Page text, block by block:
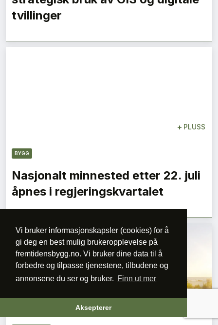
Vi bruker informasjonskapsler (cookies) for å
gi deg en best mulig brukeropplevelse på
fremtidensbygg.no. Vi bruker dine data til å
forbedre og tilpasse tjenestene, tilbudene og
annonsene du ser og bruker. Finn ut mer
Aksepterer
tvillinger
+ PLUSS
BYGG
Nasjonalt minnested etter 22. juli
åpnes i regjeringskvartalet